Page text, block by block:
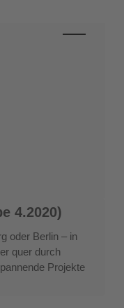
4.2020)
oder Berlin – in
quer durch
Projekte